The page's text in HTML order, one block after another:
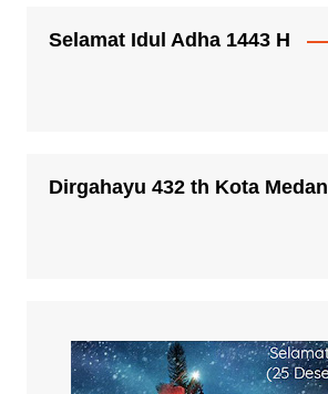
Selamat Idul Adha 1443 H
Dirgahayu 432 th Kota Medan